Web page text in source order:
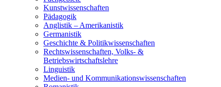
Kunstwissenschaften
Pädagogik
Anglistik – Amerikanistik
Germanistik
Geschichte & Politikwissenschaften
Rechtswissenschaften, Volks- &
Betriebswirtschaftslehre
Linguistik
Medien- und Kommunikationswissenschaften